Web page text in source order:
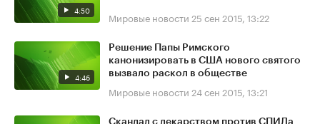
4:50 Мировые новости 25 сен 2015, 13:22
4:46
Решение Папы Римского
канонизировать в США нового святого
вызвало раскол в обществе
Мировые новости 24 сен 2015, 13:21